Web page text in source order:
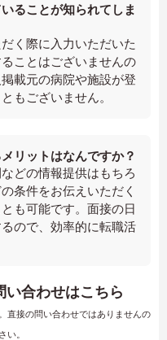
ることが知られてしま
く際に入力いただいた
ことはございませんの
載元の病院や施設が登
もございません。
リットはなんですか？
どの情報提供はもちろ
条件をお伝えいただく
も可能です。面接の日
ので、効率的に転職活
い合わせはこちら
直接の問い合わせではありませんの
い。